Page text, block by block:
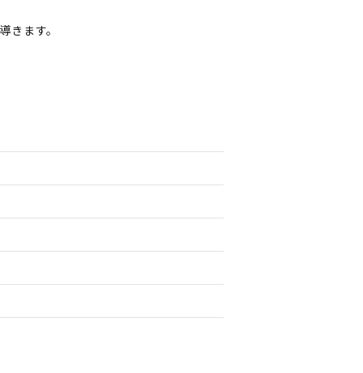
ます。